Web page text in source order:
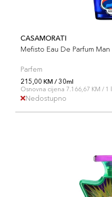
CASAMORATI
Mefisto Eau De Parfum Man
Parfem
215,00 KM / 30ml
Osnovna cijena 7.166,67 KM / 1 l
Nedostupno